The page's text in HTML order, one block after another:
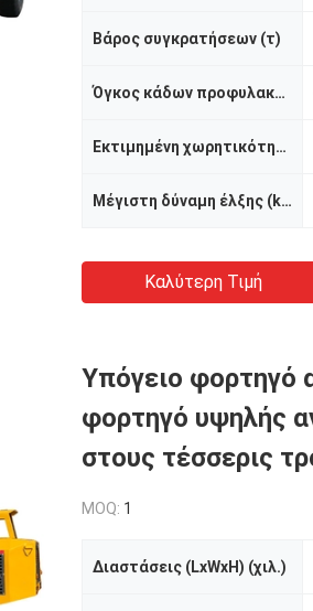
Βάρος συγκρατήσεων (τ)
Όγκος κάδων προφυλακτήρων (μ3)
Εκτιμημένη χωρητικότητα φορτίων (τ)
Μέγιστη δύναμη έλξης (kN)
Καλύτερη Τιμή
Υπόγειο φορτηγό
φορτηγό υψηλής
στους τέσσερις
MOQ: 1
Διαστάσεις (LxWxH) (χιλ.)